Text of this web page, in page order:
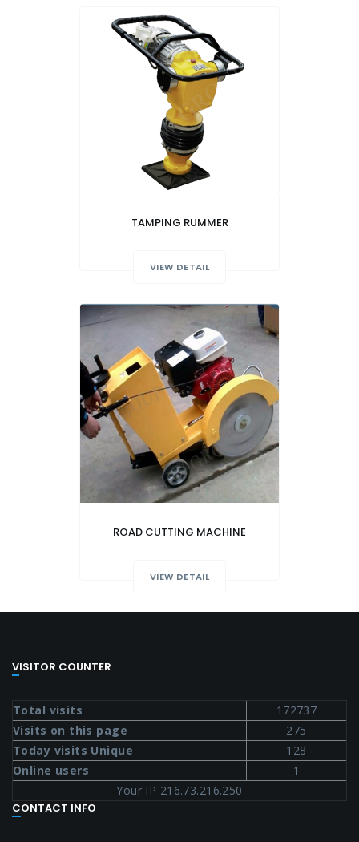
TAMPING RUMMER
VIEW DETAIL
ROAD CUTTING MACHINE
VIEW DETAIL
VISITOR COUNTER
Total visits
172737
Visits on this page
275
Today visits Unique
128
Online users
1
Your IP 216.73.216.250
CONTACT INFO